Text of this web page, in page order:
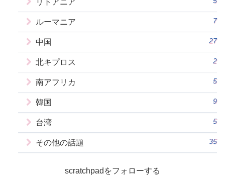
ルーマニア 7
中国 27
北キプロス 2
南アフリカ 5
韓国 9
台湾 5
その他の話題 35
scratchpadをフォローする